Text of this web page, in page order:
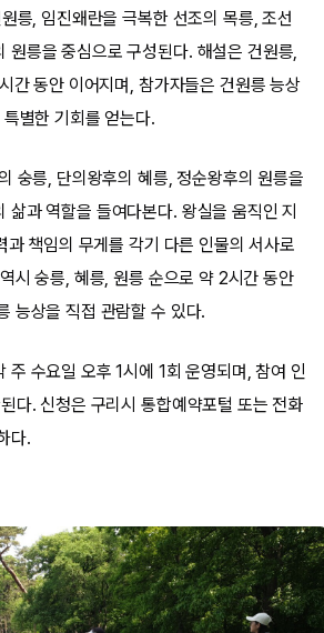
원릉, 임진왜란을 극복한 선조의 목릉, 조선
원릉을 중심으로 구성된다. 해설은 건원릉,
간 동안 이어지며, 참가자들은 건원릉 능상
별한 기회를 얻는다.
숭릉, 단의왕후의 혜릉, 정순왕후의 원릉을
삶과 역할을 들여다본다. 왕실을 움직인 지
과 책임의 무게를 각기 다른 인물의 서사로
시 숭릉, 혜릉, 원릉 순으로 약 2시간 동안
능상을 직접 관람할 수 있다.
주 수요일 오후 1시에 1회 운영되며, 참여 인
다. 신청은 구리시 통합예약포털 또는 전화
다.